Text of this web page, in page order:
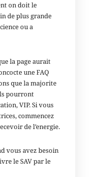
on doit le
de plus grande
ou a
la page aurait
une FAQ
que la majorite
pourront
VIP. Si vous
commencez
de l’energie.
vous avez besoin
le SAV par le